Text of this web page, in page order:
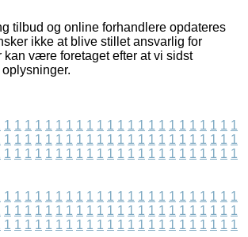
tilbud og online forhandlere opdateres
ikke at blive stillet ansvarlig for
kan være foretaget efter at vi sidst
1 1 1 1 1 1 1 1 1 1 1 1 1 1 1 1 1 1 1 1 1 1 1
1 1 1 1 1 1 1 1 1 1 1 1 1 1 1 1 1 1 1 1 1 1 1
1 1 1 1 1 1 1 1 1 1 1 1 1 1 1 1 1 1 1 1 1 1 1
1 1 1 1 1 1 1 1 1 1 1 1 1 1 1 1 1 1 1 1 1 1 1
1 1 1 1 1 1 1 1 1 1 1 1 1 1 1 1 1 1 1 1 1 1 1
1 1 1 1 1 1 1 1 1 1 1 1 1 1 1 1 1 1 1 1 1 1 1